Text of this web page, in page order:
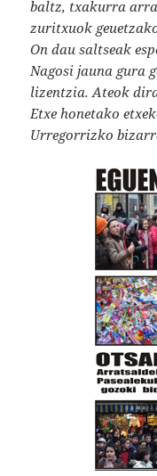
baltz, txakurra
zuritxuok
On dau saltseak
Nagosi jauna gura
lizentzia. Ateok
Etxe honetako
Urregorrizko